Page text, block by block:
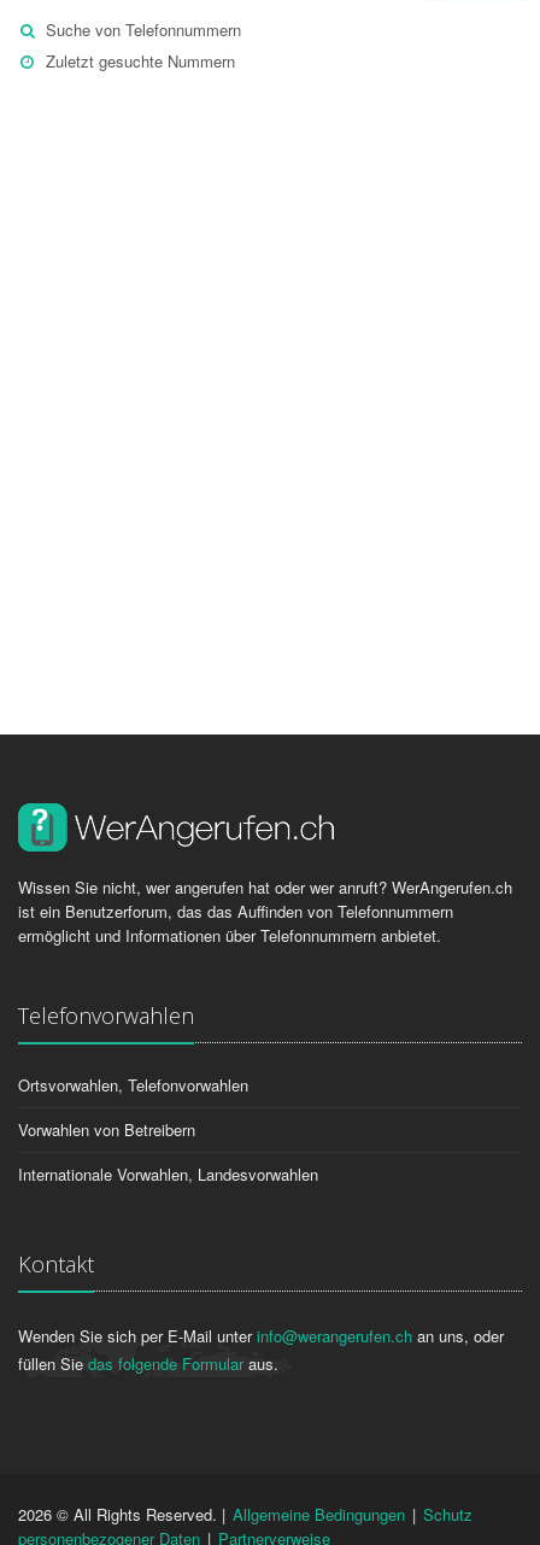
Suche von Telefonnummern
Zuletzt gesuchte Nummern
Wissen Sie nicht, wer angerufen hat oder wer anruft? WerAngerufen.ch
ist ein Benutzerforum, das das Auffinden von Telefonnummern
ermöglicht und Informationen über Telefonnummern anbietet.
Telefonvorwahlen
Ortsvorwahlen, Telefonvorwahlen
Vorwahlen von Betreibern
Internationale Vorwahlen, Landesvorwahlen
Kontakt
Wenden Sie sich per E-Mail unterinfo@werangerufen.ch an uns, oder
füllen Sie das folgende Formularaus.
2026 © All Rights Reserved. | Allgemeine Bedingungen | Schutz
personenbezogener Daten | Partnerverweise